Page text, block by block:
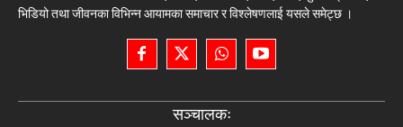
भिडियो तथा जीवनका विभिन्न आयामका समाचार र विश्लेषणलाई यसले समेट्छ ।
सञ्चालकः